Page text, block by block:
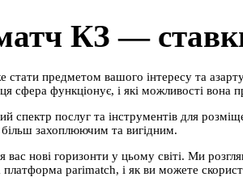
КЗ —
предметом вашого інтересу та
сфера функціонує, і які можливості вона
спектр послуг та інструментів для
більш захоплюючим та вигідним.
нові горизонти у цьому світі. Ми
parimatch, і як ви можете